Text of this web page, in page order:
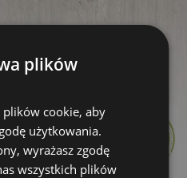
plików
plików cookie, aby
użytkowania.
wyrażasz zgodę
wszystkich plików